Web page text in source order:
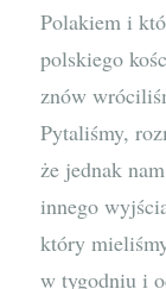
Polakiem i
polskiego
znów
Pytaliśmy,
że jednak
innego
który
w tygodniu i